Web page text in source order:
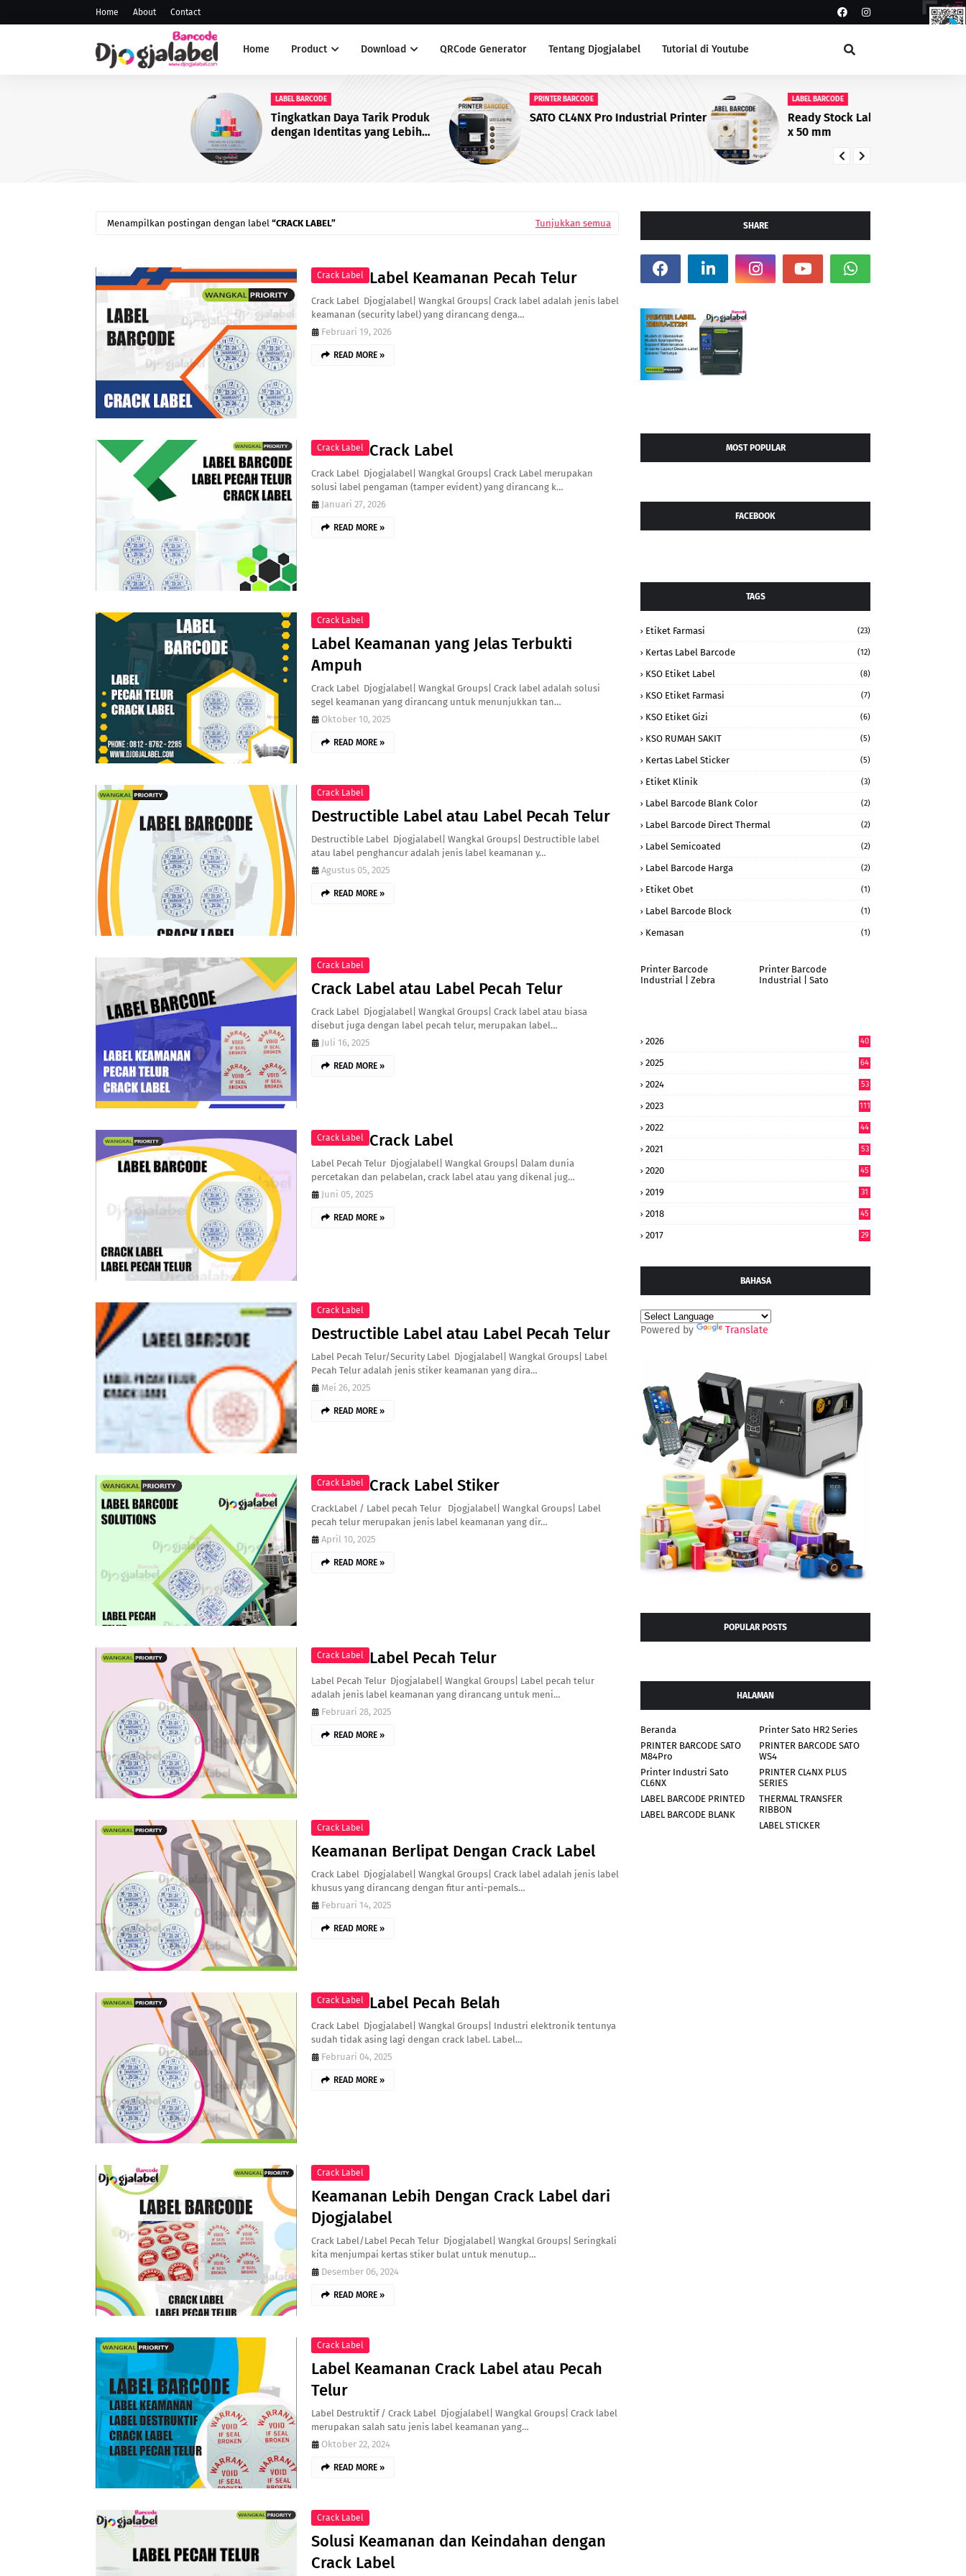
Home About Contact
Home Product Download QRCode Generator Tentang Djogjalabel Tutorial di Youtube
LABEL BARCODE
Tingkatkan Daya Tarik Produk
dengan Identitas yang Lebih
Profesional
PRINTER BARCODE
SATO CL4NX Pro Industrial Printer
LABEL BARCODE
Ready Stock Label Semicoat 100
x 50 mm
Menampilkan postingan dengan label CRACK LABEL Tunjukkan semua
Crack Label Label Keamanan Pecah Telur
Crack Label Djogjalabel| Wangkal Groups| Crack label adalah jenis label
keamanan (security label) yang dirancang denga…
Februari 19, 2026
READ MORE »
Crack Label Crack Label
Crack Label Djogjalabel| Wangkal Groups| Crack Label merupakan
solusi label pengaman (tamper evident) yang dirancang k…
Januari 27, 2026
READ MORE »
Crack Label
Label Keamanan yang Jelas Terbukti
Ampuh
Crack Label Djogjalabel| Wangkal Groups| Crack label adalah solusi
segel keamanan yang dirancang untuk menunjukkan tan…
Oktober 10, 2025
READ MORE »
Crack Label
Destructible Label atau Label Pecah Telur
Destructible Label Djogjalabel| Wangkal Groups| Destructible label
atau label penghancur adalah jenis label keamanan y…
Agustus 05, 2025
READ MORE »
Crack Label
Crack Label atau Label Pecah Telur
Crack Label Djogjalabel| Wangkal Groups| Crack label atau biasa
disebut juga dengan label pecah telur, merupakan label…
Juli 16, 2025
READ MORE »
Crack Label Crack Label
Label Pecah Telur Djogjalabel| Wangkal Groups| Dalam dunia
percetakan dan pelabelan, crack label atau yang dikenal jug…
Juni 05, 2025
READ MORE »
Crack Label
Destructible Label atau Label Pecah Telur
Label Pecah Telur/Security Label Djogjalabel| Wangkal Groups| Label
Pecah Telur adalah jenis stiker keamanan yang dira…
Mei 26, 2025
READ MORE »
Crack Label Crack Label Stiker
CrackLabel / Label pecah Telur Djogjalabel| Wangkal Groups| Label
pecah telur merupakan jenis label keamanan yang dir…
April 10, 2025
READ MORE »
Crack Label Label Pecah Telur
Label Pecah Telur Djogjalabel| Wangkal Groups| Label pecah telur
adalah jenis label keamanan yang dirancang untuk meni…
Februari 28, 2025
READ MORE »
Crack Label
Keamanan Berlipat Dengan Crack Label
Crack Label Djogjalabel| Wangkal Groups| Crack label adalah jenis label
khusus yang dirancang dengan fitur anti-pemals…
Februari 14, 2025
READ MORE »
Crack Label Label Pecah Belah
Crack Label Djogjalabel| Wangkal Groups| Industri elektronik tentunya
sudah tidak asing lagi dengan crack label. Label…
Februari 04, 2025
READ MORE »
Crack Label
Keamanan Lebih Dengan Crack Label dari
Djogjalabel
Crack Label/Label Pecah Telur Djogjalabel| Wangkal Groups| Seringkali
kita menjumpai kertas stiker bulat untuk menutup…
Desember 06, 2024
READ MORE »
Crack Label
Label Keamanan Crack Label atau Pecah
Telur
Label Destruktif / Crack Label Djogjalabel| Wangkal Groups| Crack label
merupakan salah satu jenis label keamanan yang…
Oktober 22, 2024
READ MORE »
Crack Label
Solusi Keamanan dan Keindahan dengan
Crack Label
SHARE
MOST POPULAR
FACEBOOK
TAGS
Etiket Farmasi (23)
Kertas Label Barcode (12)
KSO Etiket Label (8)
KSO Etiket Farmasi (7)
KSO Etiket Gizi (6)
KSO RUMAH SAKIT (5)
Kertas Label Sticker (5)
Etiket Klinik (3)
Label Barcode Blank Color (2)
Label Barcode Direct Thermal (2)
Label Semicoated (2)
Label Barcode Harga (2)
Etiket Obet (1)
Label Barcode Block (1)
Kemasan (1)
Printer Barcode
Industrial | Zebra
Printer Barcode
Industrial | Sato
2026
40
2025
64
2024
53
2023 111
2022
44
2021 53
2020 45
2019 31
2018 45
2017 29
BAHASA
Powered by Translate
POPULAR POSTS
HALAMAN
Beranda
Printer Sato HR2 Series
PRINTER BARCODE SATO
M84Pro
PRINTER BARCODE SATO
WS4
Printer Industri Sato
CL6NX
PRINTER CL4NX PLUS
SERIES
LABEL BARCODE PRINTED
THERMAL TRANSFER
RIBBON
LABEL BARCODE BLANK
LABEL STICKER